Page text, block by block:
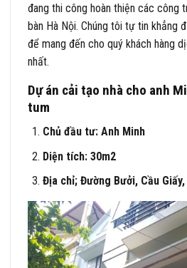
đang thi công hoàn thiện các công
bàn Hà Nội. Chúng tôi tự tin khẳng
để mang đến cho quý khách hàng
nhất.
Dự án cải tạo nhà cho anh
tum
Chủ đầu tư: Anh Minh
Diện tích: 30m2
Địa chỉ; Đường Bưởi, Cầu Giấy,